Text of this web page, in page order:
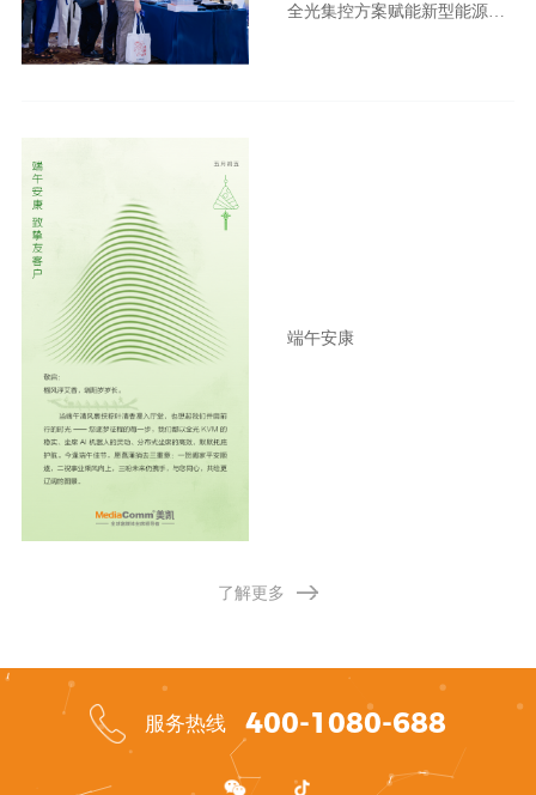
全光集控方案赋能新型能源体
端午安康
了解更多
服务热线 400-1080-688